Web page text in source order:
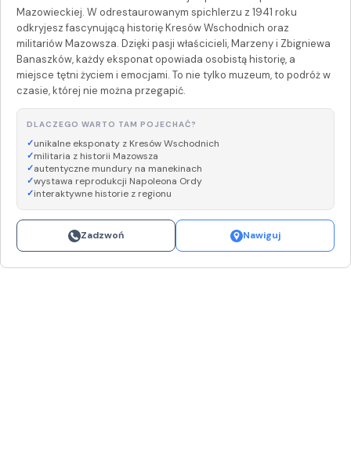
Mazowieckiej. W odrestaurowanym spichlerzu z 1941 roku
odkryjesz fascynującą historię Kresów Wschodnich oraz
militariów Mazowsza. Dzięki pasji właścicieli, Marzeny i Zbigniewa
Banaszków, każdy eksponat opowiada osobistą historię, a
miejsce tętni życiem i emocjami. To nie tylko muzeum, to podróż w
czasie, której nie można przegapić.
DLACZEGO WARTO TAM POJECHAĆ?
unikalne eksponaty z Kresów Wschodnich
militaria z historii Mazowsza
autentyczne mundury na manekinach
wystawa reprodukcji Napoleona Ordy
interaktywne historie z regionu
Zadzwoń Nawiguj